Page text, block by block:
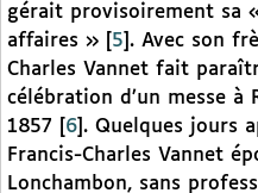
gérait provisoirement sa
affaires »
5 . Avec son
Charles Vannet fait
célébration d’un messe
1857
6 . Quelques jours
Francis-Charles Vannet
Lonchambon, sans